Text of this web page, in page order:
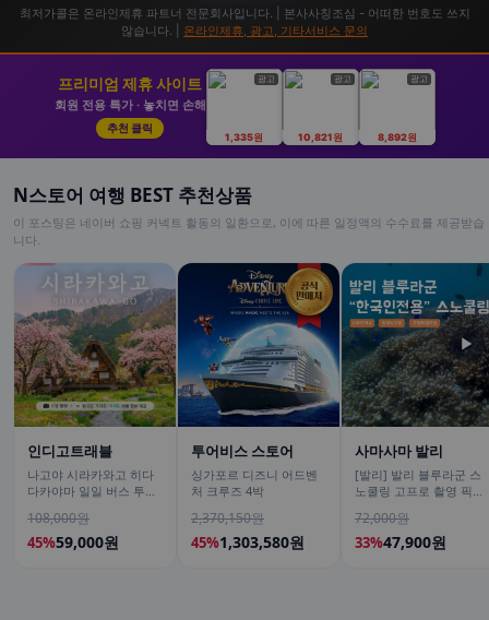
최저가콜은 온라인제휴 파트너 전문회사입니다. | 본사사칭조심 - 어떠한 번호도 쓰지
않습니다. | 온라인제휴, 광고, 기타서비스 문의
프리미엄 제휴 사이트
회원 전용 특가 · 놓치면 손해
추천 클릭
광고
1,335원
광고
10,821원
광고
8,892원
N스토어 여행 BEST 추천상품
이 포스팅은 네이버 쇼핑 커넥트 활동의 일환으로, 이에 따른 일정액의 수수료를 제공받습
니다.
인디고트래블
나고야 시라카와고 히다
다카야마 일일 버스 투어
108,000원
45%59,000원
투어비스 스토어
싱가포르 디즈니 어드벤
처 크루즈 4박
2,370,150원
45%1,303,580원
사마사마 발리
[발리] 발리 블루라군 스
노쿨링 고프로 촬영 픽업
체험 산호 열대어
72,000원
33%47,900원
▶